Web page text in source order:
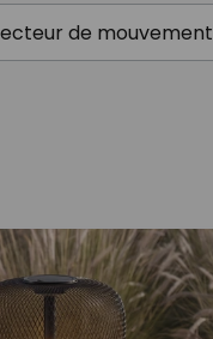
de mouvement